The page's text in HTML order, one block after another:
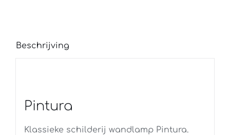
Beschrijving
Pintura
Klassieke schilderij wandlamp Pintura.